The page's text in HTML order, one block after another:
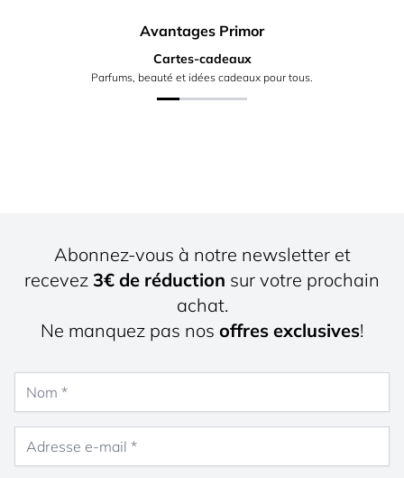
Avantages Primor
Cartes-cadeaux
Parfums, beauté et idées cadeaux pour tous.
Abonnez-vous à notre newsletter et
recevez 3€ de réduction sur votre prochain
achat.
Ne manquez pas nos offres exclusives!